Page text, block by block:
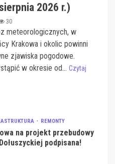
2026 r.)
30
meteorologicznych, w
Krakowa i okolic powinni
zjawiska pogodowe.
w okresie od... Czytaj
REMONTY
na projekt przebudowy
podpisana!